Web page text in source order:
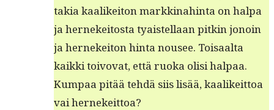
takia kaa­likeiton markki­nahin­ta on hal­pa
ja hernekeitos­ta tyais­tel­laan pitkin jonoin
ja hernekeiton hin­ta nousee. Toisaal­ta
kaik­ki toivo­vat, että ruo­ka olisi hal­paa.
Kumpaa pitää tehdä siis lisää, kaa­likeit­toa
vai hernekeittoa?